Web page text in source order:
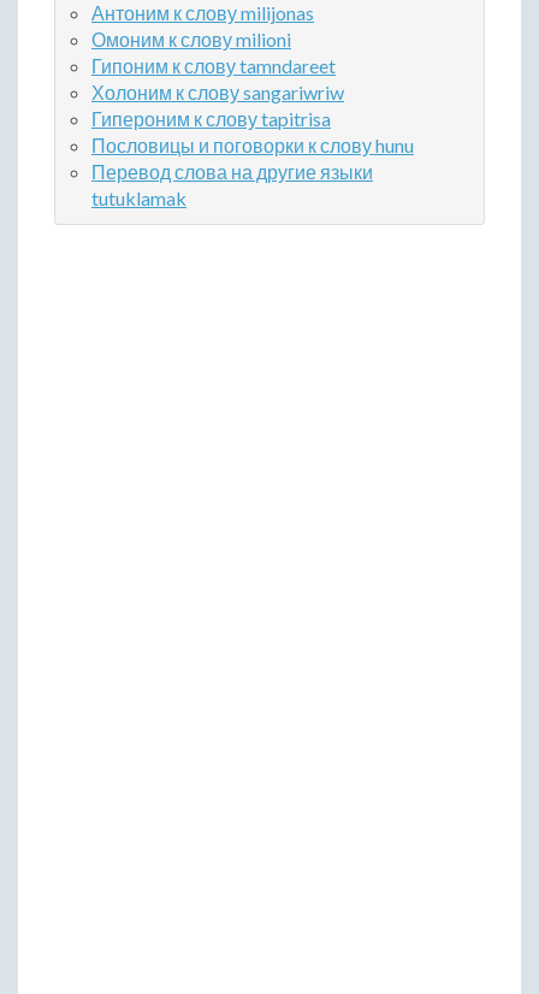
Антоним к слову milijonas
Омоним к слову milioni
Гипоним к слову tamndareet
Холоним к слову sangariwriw
Гипероним к слову tapitrisa
Пословицы и поговорки к слову hunu
Перевод слова на другие языки
tutuklamak